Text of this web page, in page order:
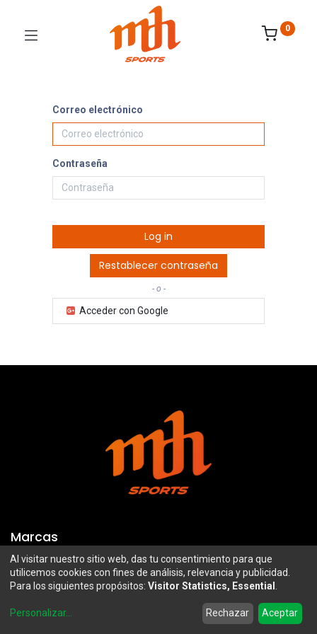
Wishlist Account
0
Correo electrónico
Contraseña
Log in
Restablecer contraseña
- o -
Acceder con Google
Marcas
Troy Lee Designs
100%
Airoh
Mazawi
SIDI
Al visitar nuestro sitio web, das tu consentimiento para que
utilicemos cookies con fines de análisis, relevancia y publicidad.
Para los siguientes propósitos: Visitor Statistics, Essential
Personalizar... Rechazar Aceptar